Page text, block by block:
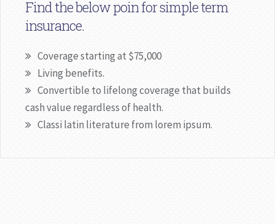
Find the below poin for simple term
insurance.
Coverage starting at $75,000
Living benefits.
Convertible to lifelong coverage that builds
cash value regardless of health.
Classi latin literature from lorem ipsum.